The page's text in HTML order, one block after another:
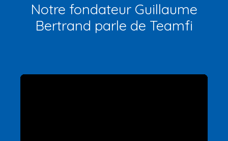
Notre fondateur Guillaume
Bertrand parle de Teamfi